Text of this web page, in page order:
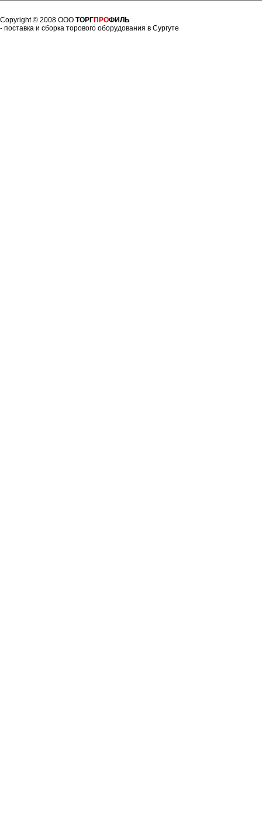
Copyright © 2008 ООО ТОРГПРОФИЛЬ
- поставка и сборка торового оборудования в Сургуте